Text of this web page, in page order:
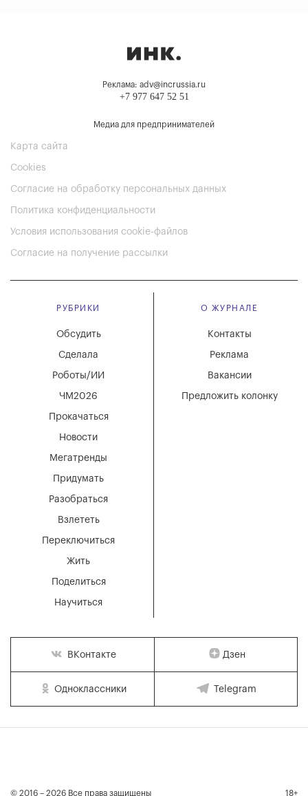
Реклама: adv@incrussia.ru
+7 977 647 52 51
Медиа для предпринимателей
Карта сайта
Cookies
Согласие на обработку персональных данных
Политика конфиденциальности
Условия использования cookie-файлов
Согласие на получение рассылки
РУБРИКИ
Мегатренды
Придумать
Разобраться
Взлететь
Новости
Переключиться
Жить
Поделиться
Научиться
Обсудить
Сделала
Роботы/ИИ
ЧМ2026
Прокачаться
О ЖУРНАЛЕ
Вакансии
Реклама
Контакты
Предложить колонку
ВКонтакте Дзен
Одноклассники Telegram
© 2016 – 2026 Все права защищены 18+